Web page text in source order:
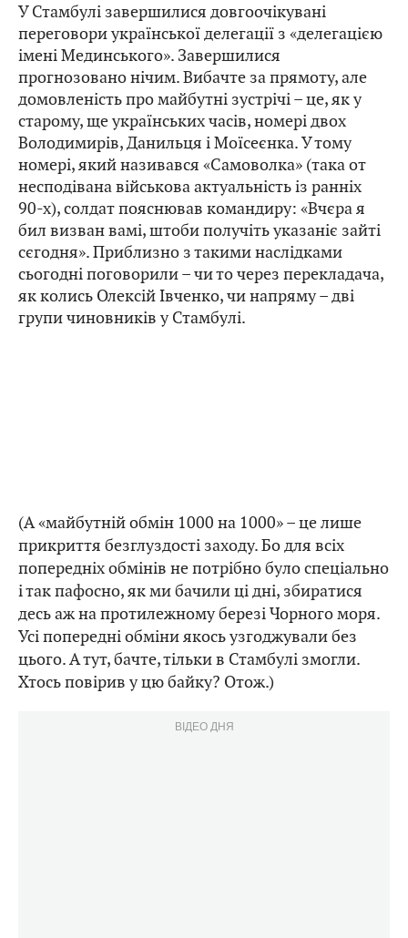
У Стамбулі завершилися довгоочікувані
переговори української делегації з «делегацією
імені Мединського». Завершилися
прогнозовано нічим. Вибачте за прямоту, але
домовленість про майбутні зустрічі – це, як у
старому, ще українських часів, номері двох
Володимирів, Данильця і Моїсеєнка. У тому
номері, який називався «Самоволка» (така от
несподівана військова актуальність із ранніх
90-х), солдат пояснював командиру: «Вчєра я
бил визван вамі, штоби получіть указаніє зайті
сєгодня». Приблизно з такими наслідками
сьогодні поговорили – чи то через перекладача,
як колись Олексій Івченко, чи напряму – дві
групи чиновників у Стамбулі.
(А «майбутній обмін 1000 на 1000» – це лише
прикриття безглуздості заходу. Бо для всіх
попередніх обмінів не потрібно було спеціально
і так пафосно, як ми бачили ці дні, збиратися
десь аж на протилежному березі Чорного моря.
Усі попередні обміни якось узгоджували без
цього. А тут, бачте, тільки в Стамбулі змогли.
Хтось повірив у цю байку? Отож.)
ВІДЕО ДНЯ